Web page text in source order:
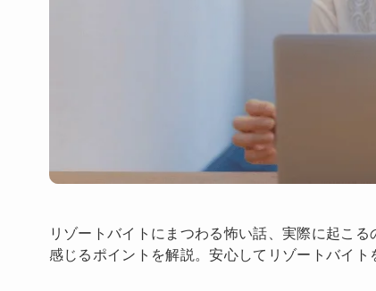
リゾートバイトにまつわる怖い話、実際に起こ
感じるポイントを解説。安心してリゾートバイト